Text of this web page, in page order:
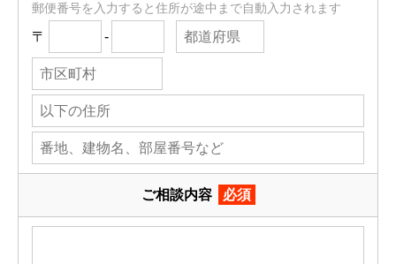
郵便番号を入力すると住所が途中まで自動入力されます
〒 -
ご相談内容 必須